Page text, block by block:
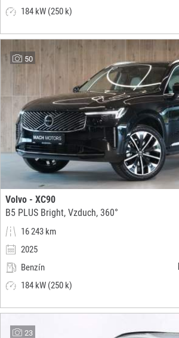
184 kW (250 k)
50
Volvo - XC90
B5 PLUS Bright, Vzduch, 360°
16 243 km
2025
Benzín
184 kW (250 k)
23